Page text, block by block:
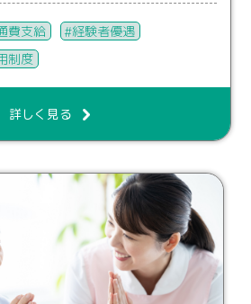
費支給
経験者優遇
制度
詳しく見る